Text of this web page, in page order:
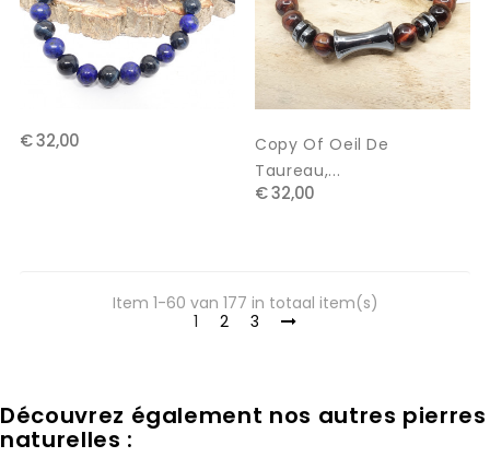
€ 32,00
Copy Of Oeil De
Taureau,...
€ 32,00
Item 1-60 van 177 in totaal item(s)
1
2 3
Découvrez également nos autres pierres
naturelles :